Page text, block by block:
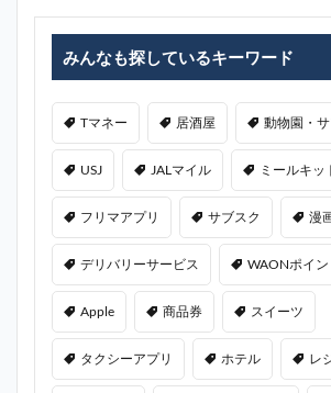
みんなも探しているキーワード
Tマネー 居酒屋 動物園・
USJ JALマイル ミールキッ
フリマアプリ サブスク 漫
デリバリーサービス WAONポイン
Apple 商品券 スイーツ
タクシーアプリ ホテル レ